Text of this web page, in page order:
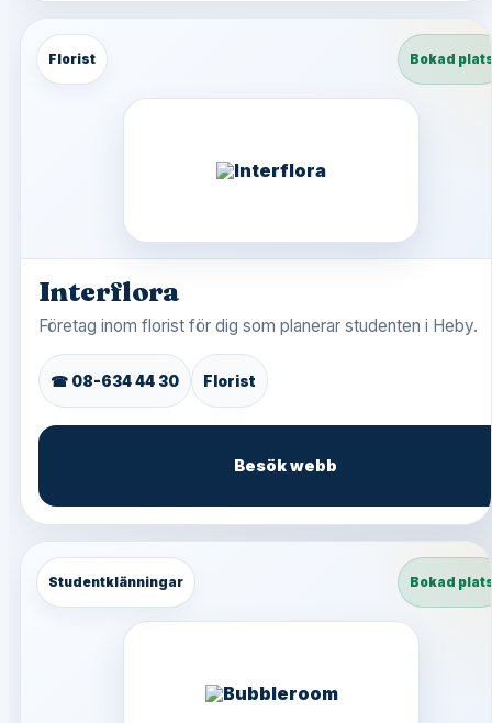
Florist Bokad
Interflora
Företag inom florist för dig som planerar studenten i Heby.
☎ 08-634 44 30 Florist
Besök webb
Studentklänningar Bokad